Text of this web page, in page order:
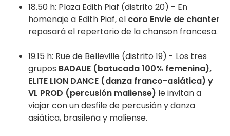
18.50 h: Plaza Edith Piaf (distrito 20) - En
homenaje a Edith Piaf, el coro Envie de chanter
repasará el repertorio de la chanson francesa.
19.15 h: Rue de Belleville (distrito 19) - Los tres
grupos BADAUE (batucada 100% femenina),
ELITE LION DANCE (danza franco-asiática) y
VL PROD (percusión maliense) le invitan a
viajar con un desfile de percusión y danza
asiática, brasileña y maliense.